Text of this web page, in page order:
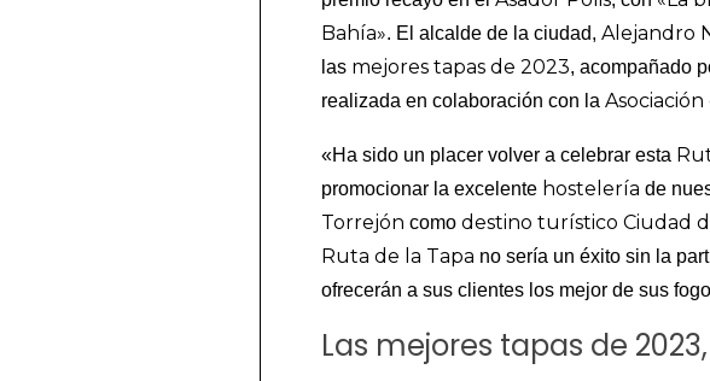
Bahía». El alcalde de la ciudad,Alejandro
las mejores tapas de 2023, acompañado
realizada en colaboración con la
«Ha sido un placer volver a celebrar esta
promocionar la excelente hostelería de
Torrejón como destino turístico Ciudad
Ruta de la Tapa no sería un éxito sin la
ofrecerán a sus clientes los mejor de sus
Las mejores tapas de